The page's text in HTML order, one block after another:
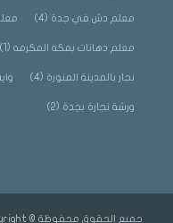
معلم دش في جدة (4)
معلم دهانات بمكه المكرمه(1)
نجار بالمدينة المنورة (4)
ورشة نجارة بجدة (2)
جميع الحقوق محفوظة © Copyright - الديــار